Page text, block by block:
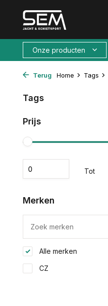
Onze producten
Terug Home Tags
Tags
Prijs
Tot
Merken
Alle merken
CZ